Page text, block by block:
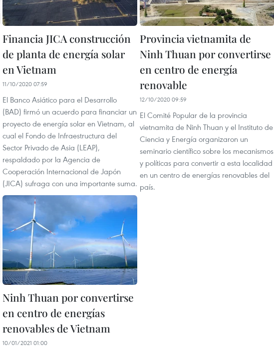
Financia JICA construcción
de planta de energía solar
en Vietnam
11/10/2020 07:59
El Banco Asiático para el Desarrollo
(BAD) firmó un acuerdo para financiar un
proyecto de energía solar en Vietnam, al
cual el Fondo de Infraestructura del
Sector Privado de Asia (LEAP),
respaldado por la Agencia de
Cooperación Internacional de Japón
(JICA) sufraga con una importante suma.
Provincia vietnamita de
Ninh Thuan por convertirse
en centro de energía
renovable
12/10/2020 09:59
El Comité Popular de la provincia
vietnamita de Ninh Thuan y el Instituto de
Ciencia y Energía organizaron un
seminario científico sobre los mecanismos
y políticas para convertir a esta localidad
en un centro de energías renovables del
país.
Ninh Thuan por convertirse
en centro de energías
renovables de Vietnam
10/01/2021 01:00